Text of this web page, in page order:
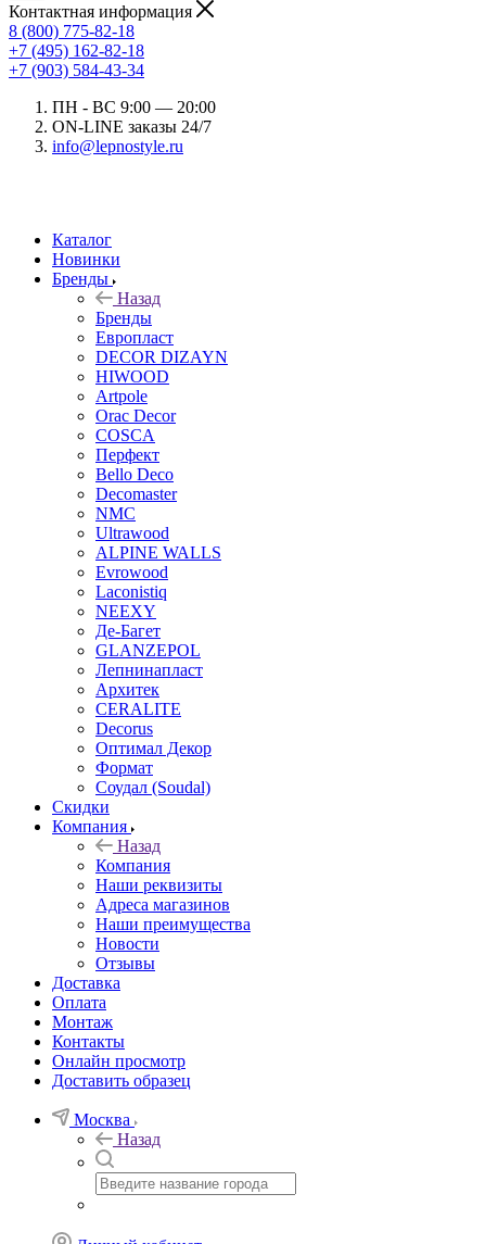
Контактная информация
8 (800) 775-82-18
+7 (495) 162-82-18
+7 (903) 584-43-34
ПН - ВС 9:00 — 20:00
ON-LINE заказы 24/7
info@lepnostyle.ru
Каталог
Новинки
Бренды
Назад
Бренды
Европласт
DECOR DIZAYN
HIWOOD
Artpole
Orac Decor
COSCA
Перфект
Bello Deco
Decomaster
NMС
Ultrawood
ALPINE WALLS
Evrowood
Laconistiq
NEEXY
Де-Багет
GLANZEPOL
Лепнинапласт
Архитек
CERALITE
Decorus
Оптимал Декор
Формат
Соудал (Soudal)
Скидки
Компания
Назад
Компания
Наши реквизиты
Адреса магазинов
Наши преимущества
Новости
Отзывы
Доставка
Оплата
Монтаж
Контакты
Онлайн просмотр
Доставить образец
Москва
Назад